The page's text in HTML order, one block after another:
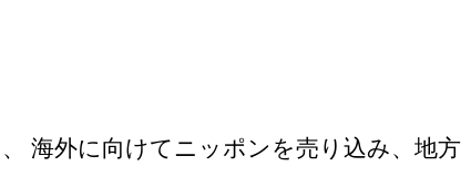
海外に向けてニッポンを売り込み、地方